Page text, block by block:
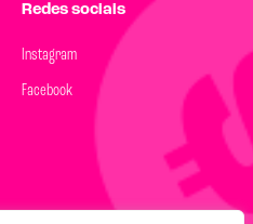
Redes sociais
Instagram
Facebook